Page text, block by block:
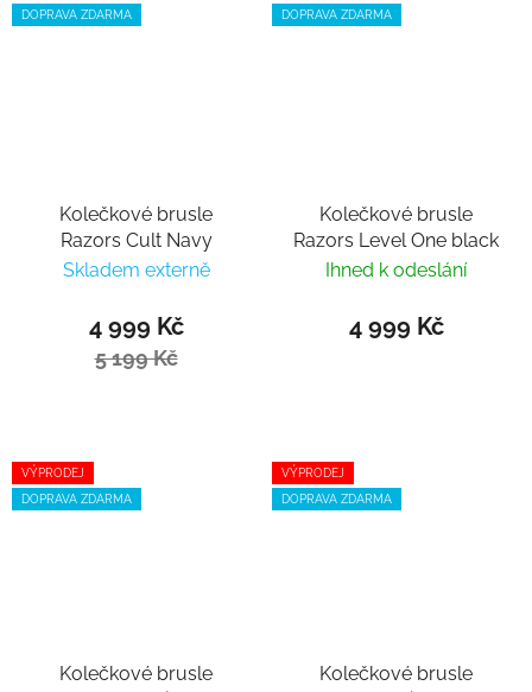
DOPRAVA ZDARMA
Kolečkové brusle
Razors Cult Navy
Skladem externě
4 999 Kč
5 199 Kč
DOPRAVA ZDARMA
Kolečkové brusle
Razors Level One black
Ihned k odeslání
4 999 Kč
VÝPRODEJ
DOPRAVA ZDARMA
Kolečkové brusle
VÝPRODEJ
DOPRAVA ZDARMA
Kolečkové brusle